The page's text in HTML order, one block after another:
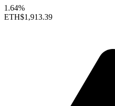
1.64%
ETH$1,913.39